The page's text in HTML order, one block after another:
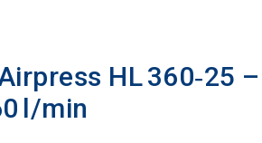
HL 360‑25
l/min